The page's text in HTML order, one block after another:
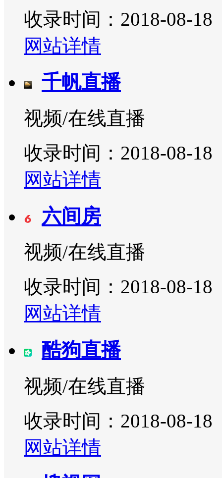
收录时间：2018-08-18
网站详情
千帆直播
视频/在线直播
收录时间：2018-08-18
网站详情
六间房
视频/在线直播
收录时间：2018-08-18
网站详情
酷狗直播
视频/在线直播
收录时间：2018-08-18
网站详情